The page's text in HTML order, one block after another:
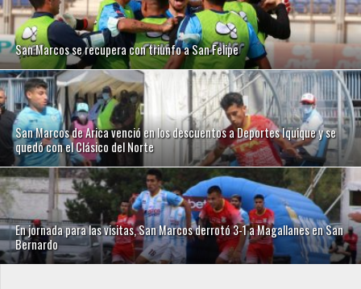
San Marcos se recupera con triunfo a San Felipe
San Marcos de Arica venció en los descuentos a Deportes Iquique y se
quedó con el Clásico del Norte
En jornada para las visitas, San Marcos derrotó 3-1 a Magallanes en San
Bernardo